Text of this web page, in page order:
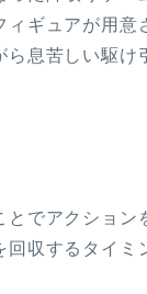
ギュアが用意
息苦しい駆け
とでアクション
回収するタイミ